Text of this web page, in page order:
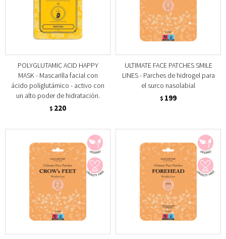
POLYGLUTAMIC ACID HAPPY
MASK - Mascarilla facial con
ácido poliglutámico - activo con
un alto poder de hidratación.
$ 220
ULTIMATE FACE PATCHES SMILE
LINES - Parches de hidrogel para
el surco nasolabial
$ 199